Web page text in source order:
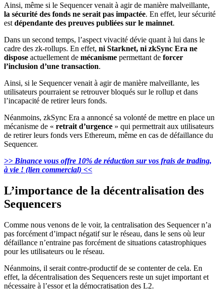
Ainsi, même si le Sequencer venait à agir de manière malveillante,
la sécurité des fonds ne serait pas impactée. En effet, leur sécurité
est dépendante des preuves publiées sur le mainnet.
Dans un second temps, l’aspect vivacité dévie quant à lui dans le
cadre des zk-rollups. En effet, ni Starknet, ni zkSync Era ne
dispose actuellement de mécanisme permettant de forcer
l’inclusion d’une transaction.
Ainsi, si le Sequencer venait à agir de manière malveillante, les
utilisateurs pourraient se retrouver bloqués sur le rollup et dans
l’incapacité de retirer leurs fonds.
Néanmoins, zkSync Era a annoncé sa volonté de mettre en place un
mécanisme de « retrait d’urgence » qui permettrait aux utilisateurs
de retirer leurs fonds vers Ethereum, même en cas de défaillance du
Sequencer.
>> Binance vous offre 10% de réduction sur vos frais de trading,
à vie ! (lien commercial) <<
L’importance de la décentralisation des
Sequencers
Comme nous venons de le voir, la centralisation des Sequencer n’a
pas forcément d’impact négatif sur le réseau, dans le sens où leur
défaillance n’entraine pas forcément de situations catastrophiques
pour les utilisateurs ou le réseau.
Néanmoins, il serait contre-productif de se contenter de cela. En
effet, la décentralisation des Sequencers reste un sujet important et
nécessaire à l’essor et la démocratisation des L2.